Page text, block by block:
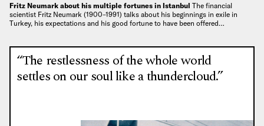
Fritz Neumark about his multiple fortunes in Istanbul The financial
scientist Fritz Neumark (1900–1991) talks about his beginnings in exile in
Turkey, his expectations and his good fortune to have been offered…
“The restlessness of the whole world
settles on our soul like a thundercloud.”